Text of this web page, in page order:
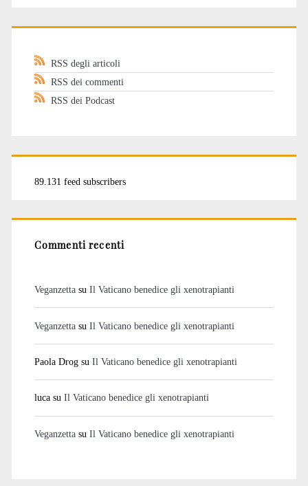
RSS degli articoli
RSS dei commenti
RSS dei Podcast
89.131 feed subscribers
Commenti recenti
Veganzettasu Il Vaticano benedice gli xenotrapianti
Veganzettasu Il Vaticano benedice gli xenotrapianti
Paola Drogsu Il Vaticano benedice gli xenotrapianti
lucasu Il Vaticano benedice gli xenotrapianti
Veganzettasu Il Vaticano benedice gli xenotrapianti